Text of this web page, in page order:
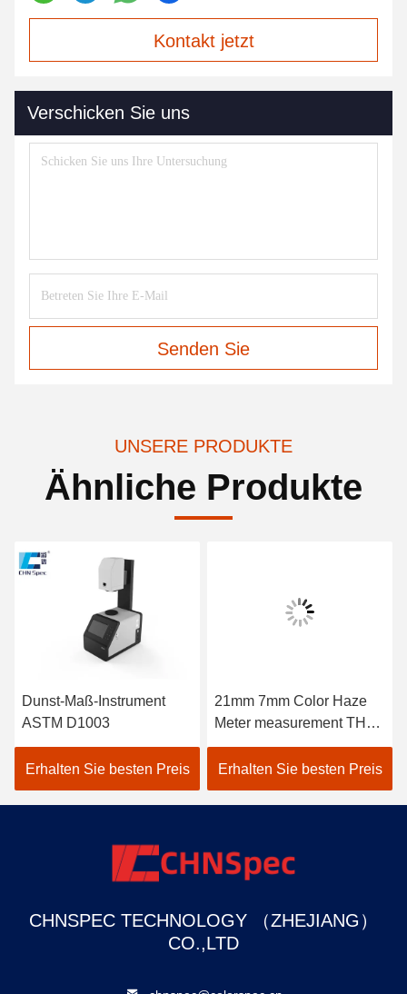
Kontakt jetzt
Verschicken Sie uns
Senden Sie
UNSERE PRODUKTE
Ähnliche Produkte
Dunst-Maß-Instrument
ASTM D1003
Erhalten Sie besten Preis
21mm 7mm Color Haze
Meter measurement THC-
08
Erhalten Sie besten Preis
CHNSPEC TECHNOLOGY （ZHEJIANG）
CO.,LTD